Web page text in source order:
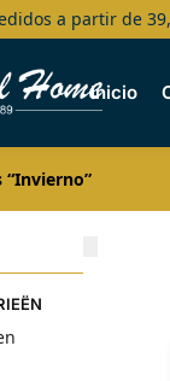
a partir de
Inicio